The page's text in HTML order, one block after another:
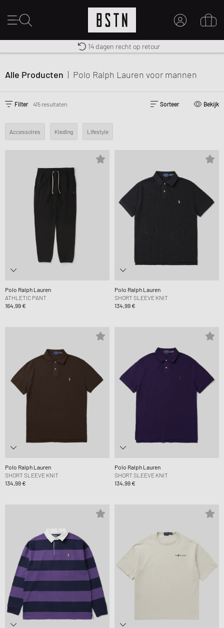
MIJN ACCOUNT
MAAK EEN ACCOUNT AAN
Gratis verzending naar NL vanaf € 100
Premium Sportswear
14 dagen recht op retour
Alle Producten | Polo Ralph Lauren voor mannen
Filter 415 resultaten Sorteer Bekijk
Accessoires Kleding Lifestyle
Polo Ralph Lauren
ATHLETIC PANT
164,99 €
Polo Ralph Lauren
SHORT SLEEVE KNIT
134,99 €
Polo Ralph Lauren
SHORT SLEEVE KNIT
134,99 €
Polo Ralph Lauren
SHORT SLEEVE KNIT
134,99 €